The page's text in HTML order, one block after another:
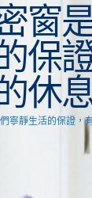
窗
保
休
寧靜生活的保證，